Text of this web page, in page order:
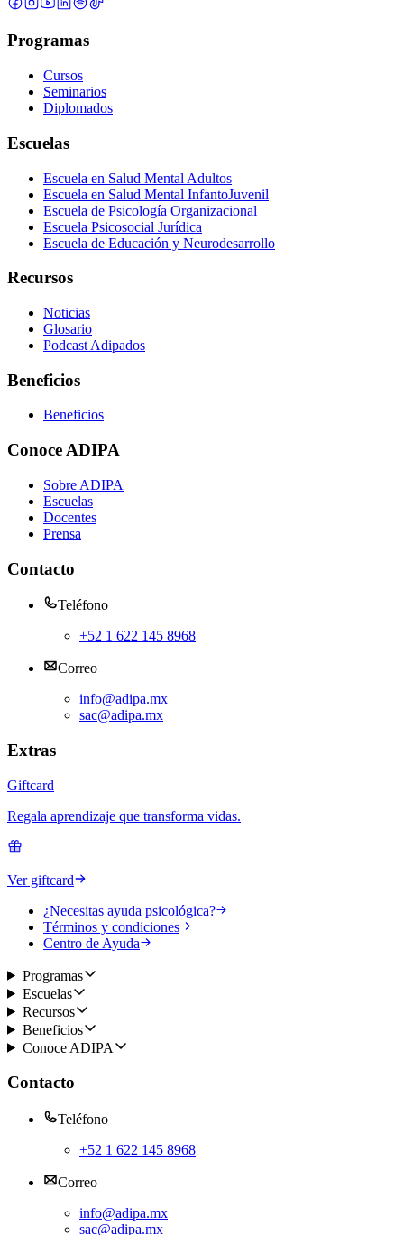
Programas
Cursos
Seminarios
Diplomados
Escuelas
Escuela en Salud Mental Adultos
Escuela en Salud Mental InfantoJuvenil
Escuela de Psicología Organizacional
Escuela Psicosocial Jurídica
Escuela de Educación y Neurodesarrollo
Recursos
Noticias
Glosario
Podcast Adipados
Beneficios
Beneficios
Conoce ADIPA
Sobre ADIPA
Escuelas
Docentes
Prensa
Contacto
Teléfono
+52 1 622 145 8968
Correo
info@adipa.mx
sac@adipa.mx
Extras
Giftcard
Regala aprendizaje que transforma vidas.
Ver giftcard
¿Necesitas ayuda psicológica?
Términos y condiciones
Centro de Ayuda
Programas
Escuelas
Recursos
Beneficios
Conoce ADIPA
Contacto
Teléfono
+52 1 622 145 8968
Correo
info@adipa.mx
sac@adipa.mx